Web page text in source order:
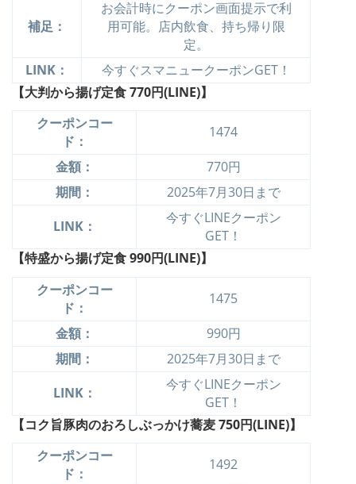
補足：
お会計時にクーポン画面提示で利
用可能。店内飲食、持ち帰り限
定。
LINK：
今すぐスマニュークーポンGET！
【大判から揚げ定食 770円(LINE)】
クーポンコー
ド：
1474
金額：
770円
期間：
2025年7月30日まで
LINK：
今すぐLINEクーポン
GET！
【特盛から揚げ定食 990円(LINE)】
クーポンコー
ド：
1475
金額：
990円
期間：
2025年7月30日まで
LINK：
今すぐLINEクーポン
GET！
【コク旨豚肉のおろしぶっかけ蕎麦750円(LINE)】
クーポンコー
ド：
1492